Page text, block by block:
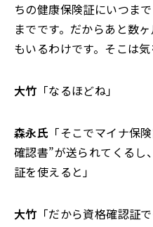
ちの健康保険証にいつま
までです。だからあと数
もいるわけです。そこは
大竹 「なるほどね」
森永氏 「そこでマイナ保
確認書”が送られてくるし
証を使えると」
大竹 「だから資格確認証